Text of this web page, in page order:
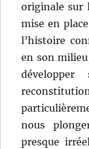
originale sur
mise en
l’histoire
en son
nous
presque